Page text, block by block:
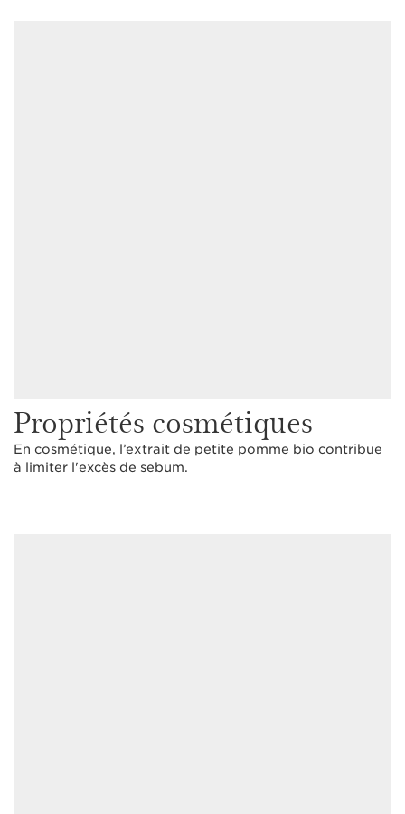
Propriétés cosmétiques
En cosmétique, l’extrait de petite pomme bio contribue
à limiter l'excès de sebum.